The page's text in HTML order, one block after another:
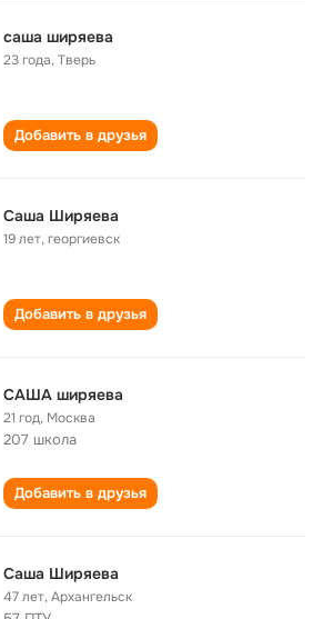
саша ширяева
23 года,Тверь
Добавить в друзья
Саша Ширяева
19 лет,георгиевск
Добавить в друзья
САША ширяева
21 год, Москва
207 школа
Добавить в друзья
Саша Ширяева
47 лет,Архангельск